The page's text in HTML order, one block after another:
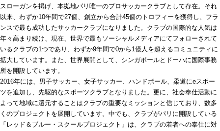
スローガンを掲げ、本拠地パリ唯一のプロサッカークラブとして存在。それ
以来、わずか10年間で27個、創立から合計45個のトロフィーを獲得し、フラ
ンスで最も成功したサッカークラブになりました。クラブの国際的な人気は
年々高まり続け、現在、世界で最もソーシャルメディアにてフォローされて
いるクラブの1つであり、わずか9年間で0から1億人を超えるコミュニティに
拡大しています。また、世界展開として、シンガポールとドーハに国際事務
所を開設しています。
2016年には、男子サッカー、女子サッカー、ハンドボール、柔道にeスポー
ツを追加し、先駆的なスポーツクラブとなりました。更に、社会奉仕活動に
よって地域に還元することはクラブの重要なミッションと信じており、数多
くのプロジェクトを展開しています。中でも、クラブがパリに開設している
「レッド＆ブルー・スクールプロジェクト」は、クラブの若者への奉仕に対